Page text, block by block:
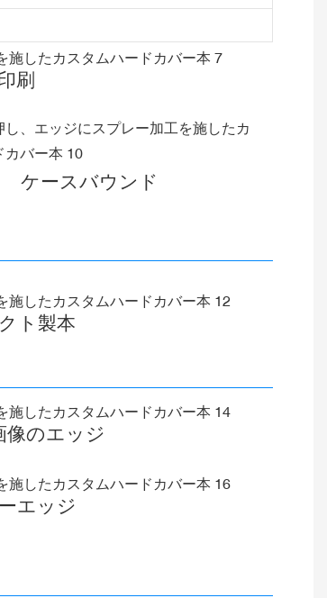
刷
ケースバウンド
ト製本
像のエッジ
エッジ